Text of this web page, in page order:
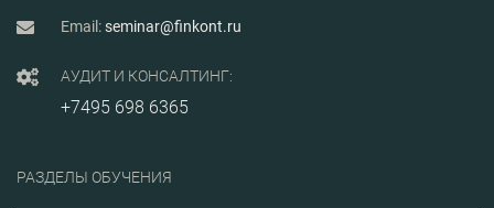
Email:seminar@finkont.ru
АУДИТ И КОНСАЛТИНГ:
+7495 698 6365
РАЗДЕЛЫ ОБУЧЕНИЯ